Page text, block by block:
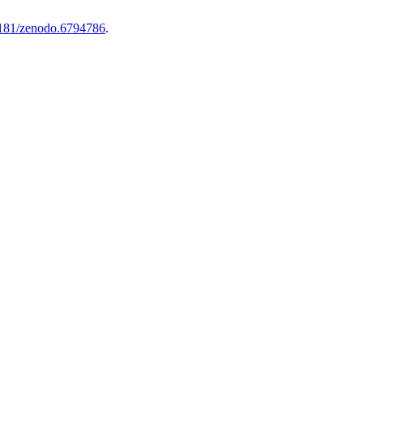
zenodo.6794786.